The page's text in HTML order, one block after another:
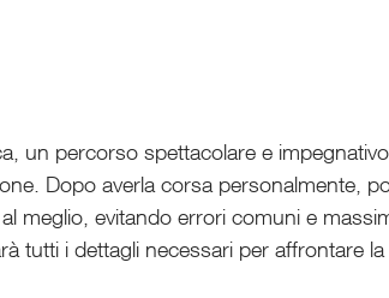
un percorso spettacolare e
Dopo averla corsa personalmente,
meglio, evitando errori comuni e
tutti i dettagli necessari per affrontare